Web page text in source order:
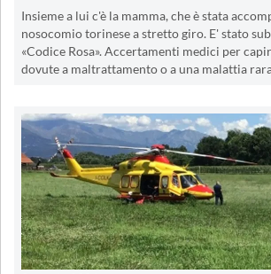
Insieme a lui c'è la mamma, che è stata
nosocomio torinese a stretto giro. E' stato
«Codice Rosa». Accertamenti medici per
dovute a maltrattamento o a una malattia